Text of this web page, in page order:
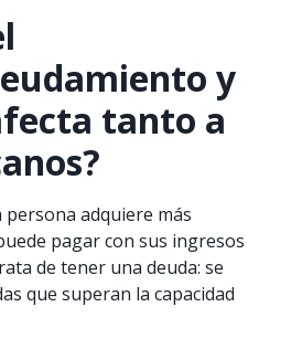
y
tanto a
adquiere más
pagar con sus ingresos
de tener una deuda: se
que superan la capacidad